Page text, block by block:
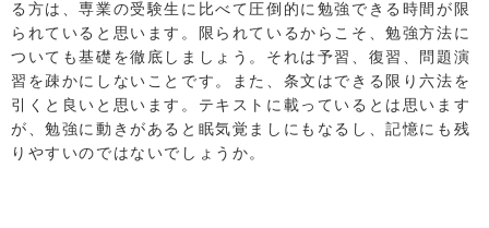
る方は、専業の受験生に比べて圧倒的に勉強できる時間が限
られていると思います。限られているからこそ、勉強方法に
ついても基礎を徹底しましょう。それは予習、復習、問題演
習を疎かにしないことです。また、条文はできる限り六法を
引くと良いと思います。テキストに載っているとは思います
が、勉強に動きがあると眠気覚ましにもなるし、記憶にも残
りやすいのではないでしょうか。